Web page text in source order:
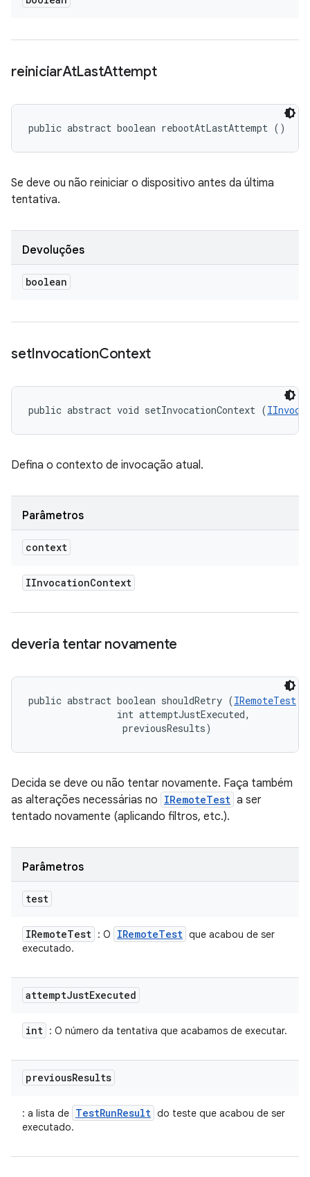
reiniciarAtLastAttempt
public abstract boolean rebootAtLastAttempt ()
Se deve ou não reiniciar o dispositivo antes da última
tentativa.
Devoluções
boolean
setInvocationContext
public abstract void setInvocationContext (
Defina o contexto de invocação atual.
Parâmetros
context
IInvocationContext
deveria tentar novamente
public abstract boolean shouldRetry (IRemoteTest
                int attemptJustExecuted,
previousResults)
Decida se deve ou não tentar novamente. Faça também
as alterações necessárias no IRemoteTest a ser
tentado novamente (aplicando filtros, etc.).
Parâmetros
test
IRemoteTest : O IRemoteTest que acabou de ser
executado.
attemptJustExecuted
int : O número da tentativa que acabamos de executar.
previousResults
: a lista de TestRunResult do teste que acabou de ser
executado.